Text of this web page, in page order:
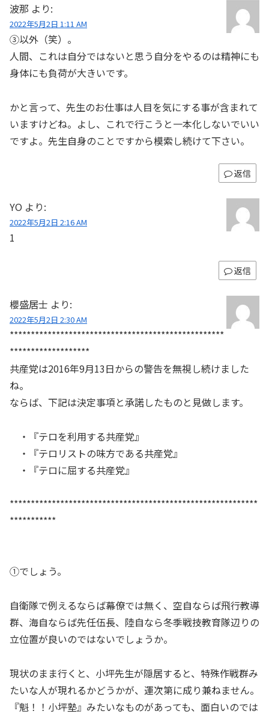
波那 より:
2022年5月2日 1:11 AM
③以外（笑）。
人間、これは自分ではないと思う自分をやるのは精神にも
身体にも負荷が大きいです。
かと言って、先生のお仕事は人目を気にする事が含まれて
いますけどね。よし、これで行こうと一本化しないでいい
ですよ。先生自身のことですから模索し続けて下さい。
返信
YO より:
2022年5月2日 2:16 AM
1
返信
櫻盛居士 より:
2022年5月2日 2:30 AM
***************************************************
*******************
共産党は2016年9月13日からの警告を無視し続けました
ね。
ならば、下記は決定事項と承諾したものと見做します。
・『テロを利用する共産党』
・『テロリストの味方である共産党』
・『テロに屈する共産党』
***********************************************************
***********
①でしょう。
自衛隊で例えるならば幕僚では無く、空自ならば飛行教導
群、海自ならば先任伍長、陸自なら冬季戦技教育隊辺りの
立位置が良いのではないでしょうか。
現状のまま行くと、小坪先生が隠居すると、特殊作戦群み
たいな人が現れるかどうかが、運次第に成り兼ねません。
『魁！！小坪塾』みたいなものがあっても、面白いのでは